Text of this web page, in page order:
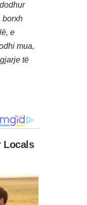
borxh
e
mua,
të